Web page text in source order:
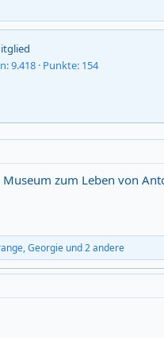
9.418 Punkte 154
zum Leben von
,Georgie und 2 andere